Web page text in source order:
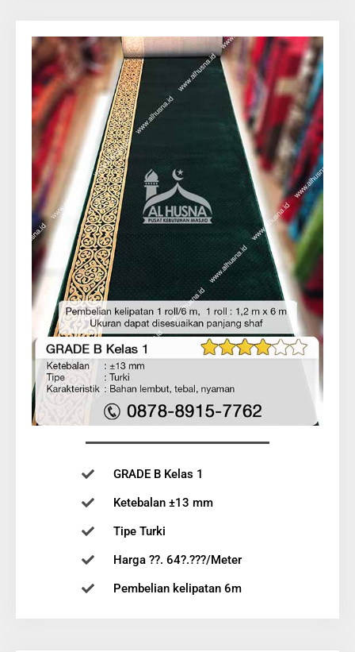
GRADE B Kelas 1
Ketebalan ±13 mm
Tipe Turki
Harga ??. 64?.???/Meter
Pembelian kelipatan 6m